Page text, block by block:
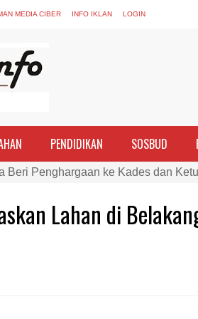
MEDIA CIBER INFO IKLAN LOGIN
PENDIDIKAN SOSBUD
Beri Penghargaan ke Kades dan
Peran Perempuan sebagai
Bima dan Tim Gabungan
Sinergi, Kapolres Bima
Argentina vs Inggris, Polres
Lahan di